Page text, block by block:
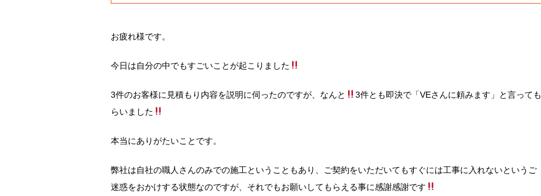
お疲れ様です。
今日は自分の中でもすごいことが起こりました
3件のお客様に見積もり内容を説明に伺ったのですが、なんと
3件とも即決で「VEさんに頼みます」と言っても
らいました
本当にありがたいことです。
弊社は自社の職人さんのみでの施工ということもあり、ご契約をいただいてもすぐには工事に入れないというご
迷惑をおかけする状態なのですが、それでもお願いしてもらえる事に感謝感謝です